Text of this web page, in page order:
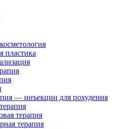
пластика
— инъекции для похудения
терапия
терапия